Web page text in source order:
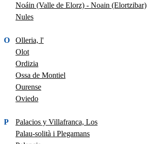
Noáin (Valle de Elorz) - Noain (Elortzibar)
Nules
O
Olleria, l'
Olot
Ordizia
Ossa de Montiel
Ourense
Oviedo
P
Palacios y Villafranca, Los
Palau-solità i Plegamans